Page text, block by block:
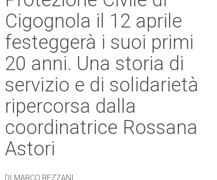
Cigognola il 12 aprile
festeggerà i suoi primi
20 anni. Una storia di
servizio e di solidarietà
ripercorsa dalla
coordinatrice Rossana
Astori
DI MARCO REZZANI